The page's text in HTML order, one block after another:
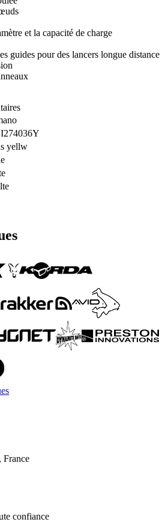
et la capacité de charge
guides pour des lancers longue distance
yellw
France
confiance